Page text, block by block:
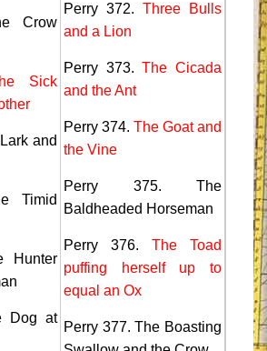
Crow
Sick
and
Timid
Hunter
Dog at
Perry 372. Three Bulls
and a Lion
Perry 373.The Cicada
and the Ant
Perry 374. The Goat and
the Vine
Perry 375. The
Baldheaded Horseman
Perry 376. The Toad
puffing herself up to
equal an Ox
Perry 377. The Boasting